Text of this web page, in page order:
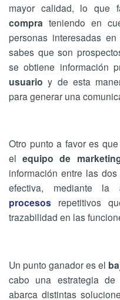
mayor calidad, lo que
compra teniendo en
personas interesadas
sabes que son
se obtiene información
usuario y de esta
para generar una
Otro punto a favor es
elequipo de
información entre las
efectiva, mediante la
procesos repetitivos
trazabilidad en las
Un punto ganador es el
cabo una estrategia de
abarca distintas